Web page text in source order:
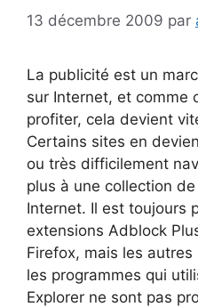
13 décembre 2009 par
La publicité est un
sur Internet, et comme
profiter, cela devient
Certains sites en
ou très difficilement
plus à une collection de
Internet. Il est toujours
extensions Adblock
Firefox, mais les
les programmes qui
Explorer ne sont pas